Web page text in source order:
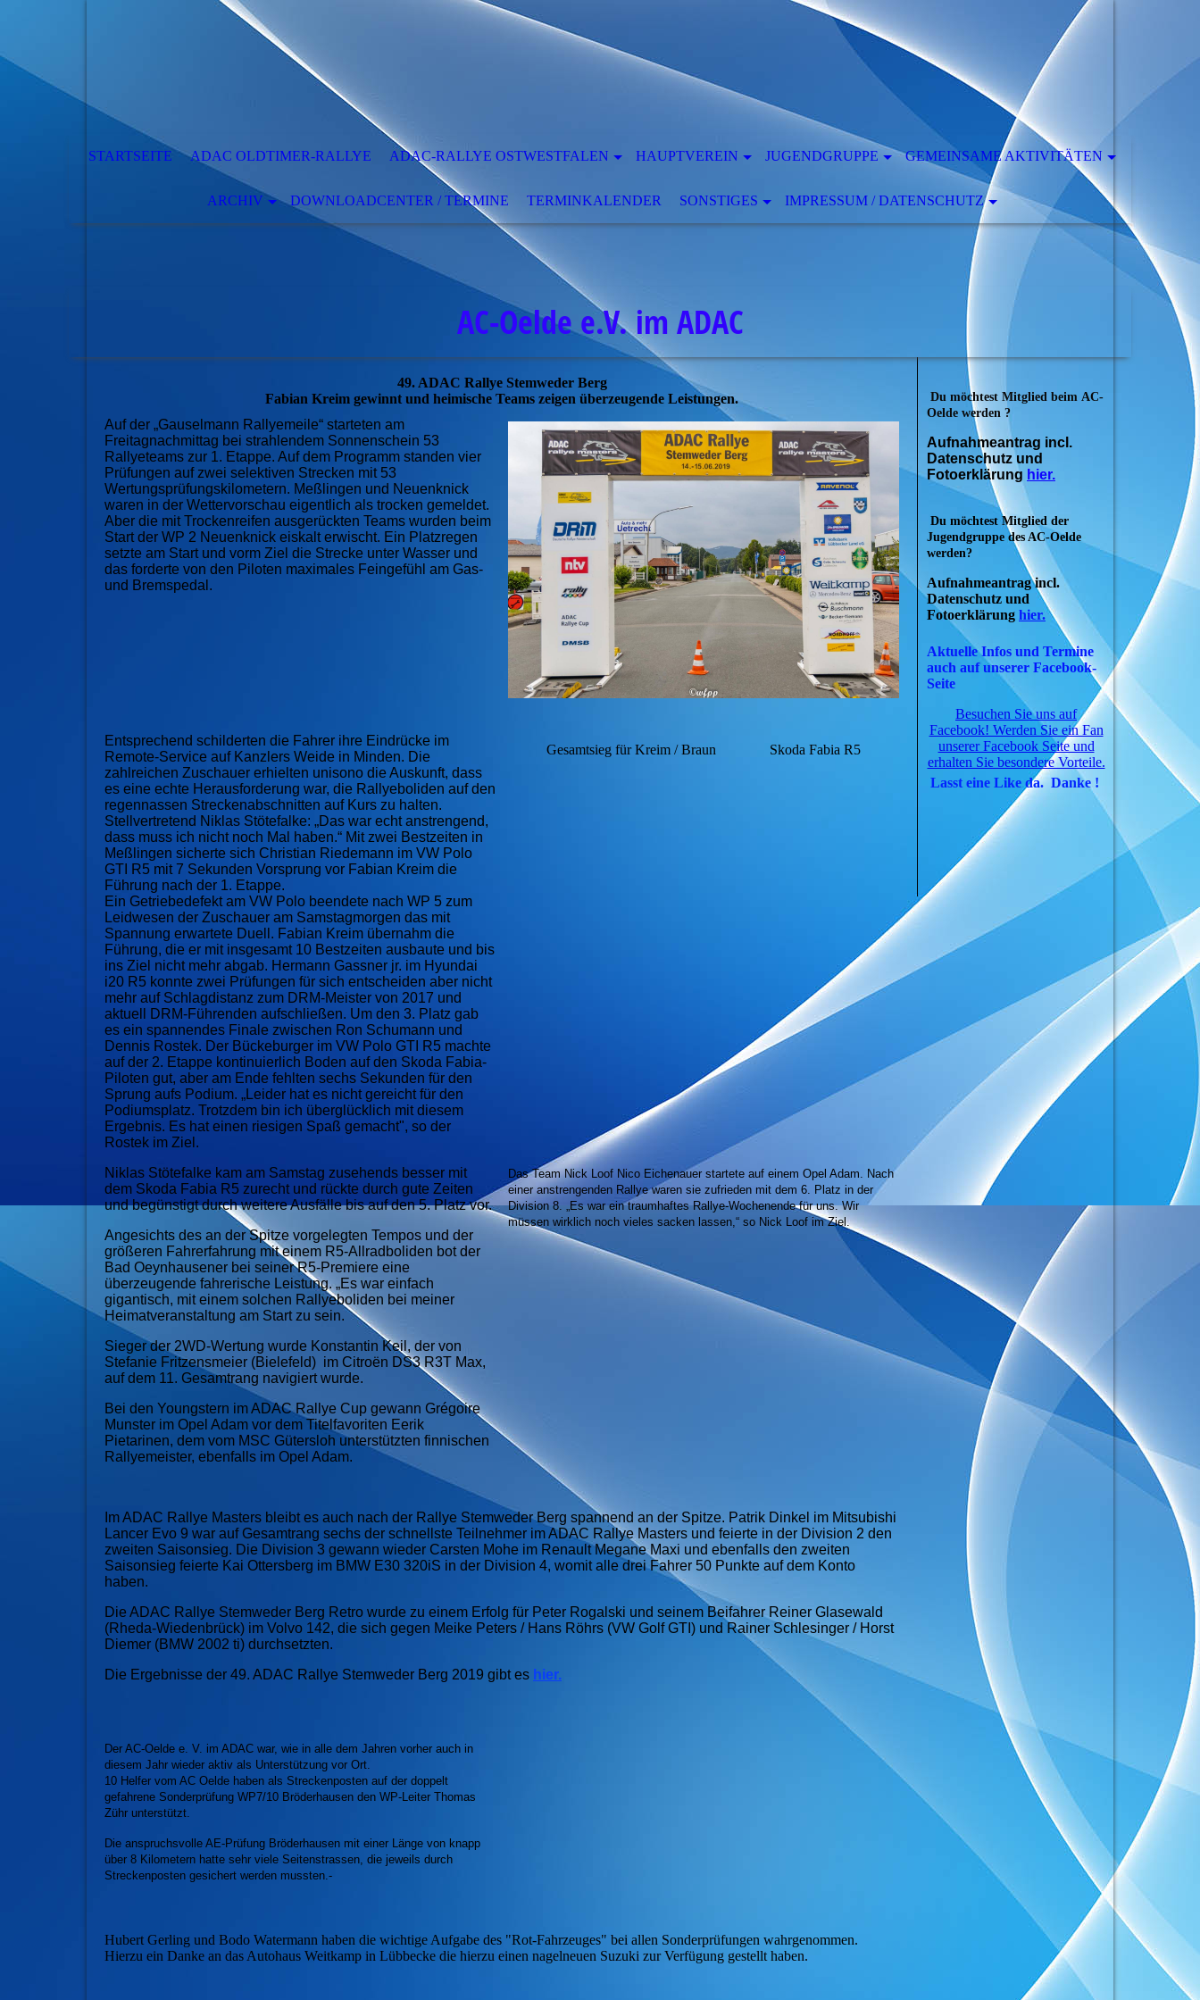
STARTSEITE ADAC OLDTIMER-RALLYE ADAC-RALLYE OSTWESTFALEN HAUPTVEREIN JUGENDGRUPPE GEMEINSAME AKTIVITÄTEN
ARCHIV DOWNLOADCENTER / TERMINE TERMINKALENDER SONSTIGES IMPRESSUM / DATENSCHUTZ
AC-Oelde e.V. im ADAC
49. ADAC Rallye Stemweder Berg
Fabian Kreim gewinnt und heimische Teams zeigen überzeugende Leistungen.
Auf der „Gauselmann Rallyemeile“ starteten am
Freitagnachmittag bei strahlendem Sonnenschein 53
Rallyeteams zur 1. Etappe. Auf dem Programm standen vier
Prüfungen auf zwei selektiven Strecken mit 53
Wertungsprüfungskilometern. Meßlingen und Neuenknick
waren in der Wettervorschau eigentlich als trocken gemeldet.
Aber die mit Trockenreifen ausgerückten Teams wurden beim
Start der WP 2 Neuenknick eiskalt erwischt. Ein Platzregen
setzte am Start und vorm Ziel die Strecke unter Wasser und
das forderte von den Piloten maximales Feingefühl am Gas-
und Bremspedal.
Entsprechend schilderten die Fahrer ihre Eindrücke im
Remote-Service auf Kanzlers Weide in Minden. Die
zahlreichen Zuschauer erhielten unisono die Auskunft, dass
es eine echte Herausforderung war, die Rallyeboliden auf den
regennassen Streckenabschnitten auf Kurs zu halten.
Stellvertretend Niklas Stötefalke: „Das war echt anstrengend,
dass muss ich nicht noch Mal haben.“ Mit zwei Bestzeiten in
Meßlingen sicherte sich Christian Riedemann im VW Polo
GTI R5 mit 7 Sekunden Vorsprung vor Fabian Kreim die
Führung nach der 1. Etappe.
Ein Getriebedefekt am VW Polo beendete nach WP 5 zum
Leidwesen der Zuschauer am Samstagmorgen das mit
Spannung erwartete Duell. Fabian Kreim übernahm die
Führung, die er mit insgesamt 10 Bestzeiten ausbaute und bis
ins Ziel nicht mehr abgab. Hermann Gassner jr. im Hyundai
i20 R5 konnte zwei Prüfungen für sich entscheiden aber nicht
mehr auf Schlagdistanz zum DRM-Meister von 2017 und
aktuell DRM-Führenden aufschließen. Um den 3. Platz gab
es ein spannendes Finale zwischen Ron Schumann und
Dennis Rostek. Der Bückeburger im VW Polo GTI R5 machte
auf der 2. Etappe kontinuierlich Boden auf den Skoda Fabia-
Piloten gut, aber am Ende fehlten sechs Sekunden für den
Sprung aufs Podium. „Leider hat es nicht gereicht für den
Podiumsplatz. Trotzdem bin ich überglücklich mit diesem
Ergebnis. Es hat einen riesigen Spaß gemacht", so der
Rostek im Ziel.
Gesamtsieg für Kreim / Braun Skoda Fabia R5
Niklas Stötefalke kam am Samstag zusehends besser mit
dem Skoda Fabia R5 zurecht und rückte durch gute Zeiten
und begünstigt durch weitere Ausfällebis auf den 5. Platz vor.
Angesichts des an der Spitze vorgelegten Tempos und der
größeren Fahrerfahrung mit einem R5-Allradboliden bot der
Bad Oeynhausener bei seiner R5-Premiere eine
überzeugende fahrerische Leistung. „Es war einfach
gigantisch, mit einem solchen Rallyeboliden bei meiner
Heimatveranstaltung am Start zu sein.
Sieger der 2WD-Wertung wurde Konstantin Keil, der von
Stefanie Fritzensmeier (Bielefeld) im Citroën DS3 R3T Max,
auf dem 11. Gesamtrang navigiert wurde.
Bei den Youngstern im ADAC Rallye Cup gewann Grégoire
Munster im Opel Adam vor dem Titelfavoriten Eerik
Pietarinen, dem vom MSC Gütersloh unterstützten finnischen
Rallyemeister, ebenfalls im Opel Adam.
Das Team Nick Loof Nico Eichenauer startete auf einem Opel Adam. Nach
einer anstrengenden Rallye waren sie zufrieden mit dem 6. Platz in der
Division 8. „Es war ein traumhaftes Rallye-Wochenende für uns. Wir
müssen wirklich noch vieles sacken lassen,“ so Nick Loof im Ziel.
Im ADAC Rallye Masters bleibt es auch nach der Rallye Stemweder Berg spannend an der Spitze. Patrik Dinkel im Mitsubishi
Lancer Evo 9 war auf Gesamtrang sechs der schnellste Teilnehmer im ADAC Rallye Masters und feierte in der Division 2 den
zweiten Saisonsieg. Die Division 3 gewann wieder Carsten Mohe im Renault Megane Maxi und ebenfalls den zweiten
Saisonsieg feierte Kai Ottersberg im BMW E30 320iS in der Division 4, womit alle drei Fahrer 50 Punkte auf dem Konto
haben.
Die ADAC Rallye Stemweder Berg Retro wurde zu einem Erfolg für Peter Rogalski und seinem Beifahrer Reiner Glasewald
(Rheda-Wiedenbrück) im Volvo 142, die sich gegen Meike Peters / Hans Röhrs (VW Golf GTI) und Rainer Schlesinger / Horst
Diemer (BMW 2002 ti) durchsetzten.
Die Ergebnisse der 49. ADAC Rallye Stemweder Berg 2019 gibt es hier.
Der AC-Oelde e. V. im ADAC war, wie in alle dem Jahren vorher auch in
diesem Jahr wieder aktiv als Unterstützung vor Ort.
10 Helfer vom AC Oelde haben als Streckenposten auf der doppelt
gefahrene Sonderprüfung WP7/10 Bröderhausen den WP-Leiter Thomas
Zühr unterstützt.
Die anspruchsvolle AE-Prüfung Bröderhausen mit einer Länge von knapp
über 8 Kilometern hatte sehr viele Seitenstrassen, die jeweils durch
Streckenposten gesichert werden mussten.-
Hubert Gerling und Bodo Watermann haben die wichtige Aufgabe des "Rot-Fahrzeuges" bei allen Sonderprüfungen wahrgenommen.
Hierzu ein Danke an das Autohaus Weitkamp in Lübbecke die hierzu einen nagelneuen Suzuki zur Verfügung gestellt haben.
Du möchtest Mitglied beim AC-
Oelde werden ?
Aufnahmeantrag incl.
Datenschutz und
Fotoerklärung hier.
Du möchtest Mitglied der
Jugendgruppe des AC-Oelde
werden?
Aufnahmeantrag incl.
Datenschutz und
Fotoerklärung hier.
Aktuelle Infos und Termine
auch auf unserer Facebook-
Seite
Besuchen Sie uns auf
Facebook! Werden Sie ein Fan
unserer Facebook Seite und
erhalten Sie besondere Vorteile.
Lasst eine Like da. Danke !